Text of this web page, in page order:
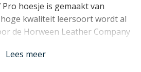
hoesje is gemaakt van
kwaliteit leersoort wordt al
de Horween Leather Company
behandeling van het leer,
Lees meer